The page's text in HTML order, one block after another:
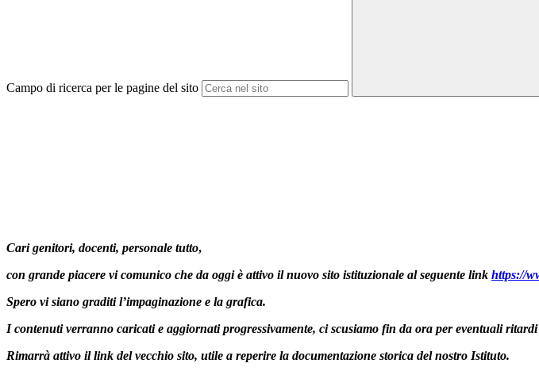
Campo di ricerca per le pagine del sito
Cari genitori, docenti, personale tutto,
con grande piacere vi comunico che da oggi è attivo il nuovo sito istituzionale al seguente link https://
Spero vi siano graditi l’impaginazione e la grafica.
I contenuti verranno caricati e aggiornati progressivamente, ci scusiamo fin da ora per eventuali
Rimarrà attivo il link del vecchio sito, utile a reperire la documentazione storica del nostro Istituto.